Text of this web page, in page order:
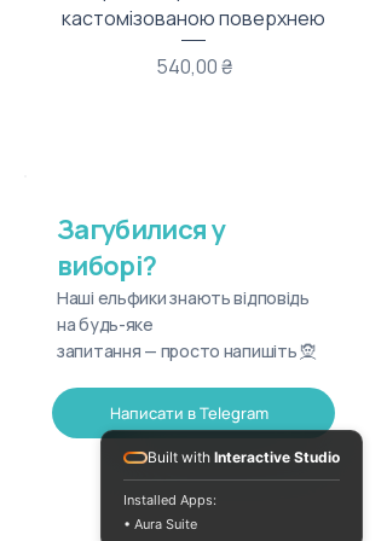
кастомізованою поверхнею
Ціна
540,00 ₴
Загубилися у
виборі?
Наші ельфики знають відповідь
на будь-яке
запитання — просто напишіть 🧝
Написати в Telegram
Built with Interactive Studio
Installed Apps:
• Aura Suite